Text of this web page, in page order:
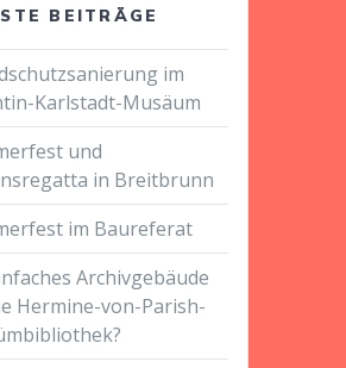
BEITRÄGE
im
Karlstadt-Musäum
und
in Breitbrunn
im Baureferat
Archivgebäude
Hermine-von-Parish-